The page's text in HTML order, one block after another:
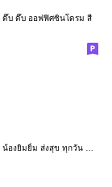
ดึ๊บ ดึ๊บ ออฟฟิศซินโดรม สี่